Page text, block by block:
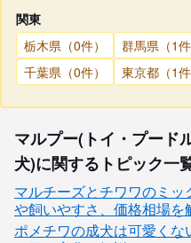
関東
栃木県（0件）
群馬県（1件
千葉県（0件）
東京都（1件
マルプー(トイ・プード
犬)に関するトピック一
マルチーズとチワワのミ
や飼いやすさ、価格相場を
ポメチワの成犬は可愛く